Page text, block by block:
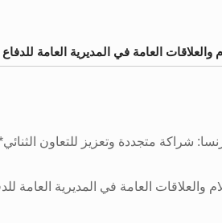
العامة في المديرية العامة
شراكة متجددة وتعزيز للتعاون الثنائي
والعلاقات العامة في المديرية العامة